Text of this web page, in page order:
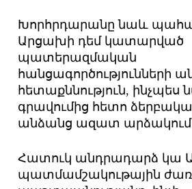
Խորհրդարանը նաև
Արցախի դեմ կատարված
պատերազմական
հանցագործությունների
հետաքննություն,
գրավումից հետո
անձանց ազատ
Հատուկ անդրադարձ կա
պատմամշակութային